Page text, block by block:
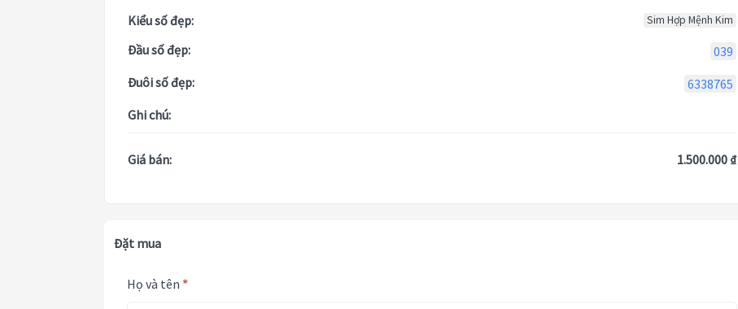
Kiểu số đẹp: Sim Hợp Mệnh Kim
Đầu số đẹp:
039
Đuôi số đẹp:
6338765
Ghi chú:
Giá bán: 1.500.000 ₫
Đặt mua
Họ và tên *